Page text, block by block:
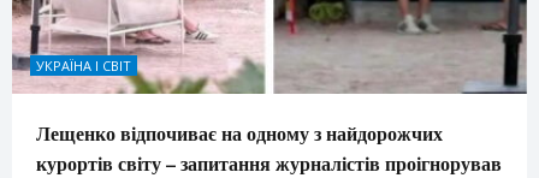
УКРАЇНА І СВІТ
Лещенко відпочиває на одному з найдорожчих
курортів світу – запитання журналістів проігнорував